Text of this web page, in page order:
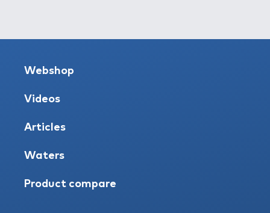
Webshop
Videos
Articles
Waters
Product compare